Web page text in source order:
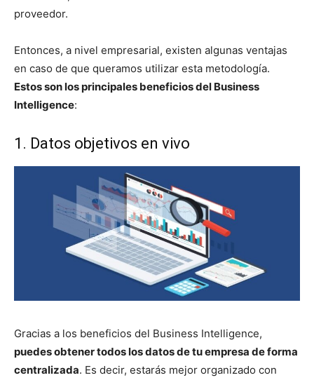
proveedor.
Entonces, a nivel empresarial, existen algunas ventajas
en caso de que queramos utilizar esta metodología.
Estos son los principales beneficios del Business
Intelligence:
1. Datos objetivos en vivo
Gracias a los beneficios del Business Intelligence,
puedes obtener todos los datos de tu empresa de forma
centralizada. Es decir, estarás mejor organizado con